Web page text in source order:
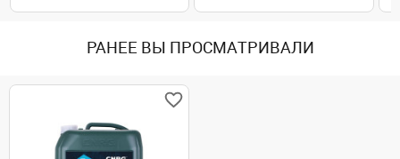
РАНЕЕ ВЫ ПРОСМАТРИВАЛИ